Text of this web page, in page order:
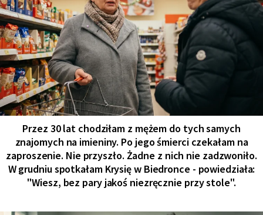
Przez 30 lat chodziłam z mężem do tych samych
znajomych na imieniny. Po jego śmierci czekałam na
zaproszenie. Nie przyszło. Żadne z nich nie zadzwoniło.
W grudniu spotkałam Krysię w Biedronce - powiedziała:
"Wiesz, bez pary jakoś niezręcznie przy stole".